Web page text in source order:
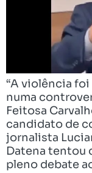
“A violência
numa
Feitosa
candidato de
jornalista
Datena tentou
pleno debate